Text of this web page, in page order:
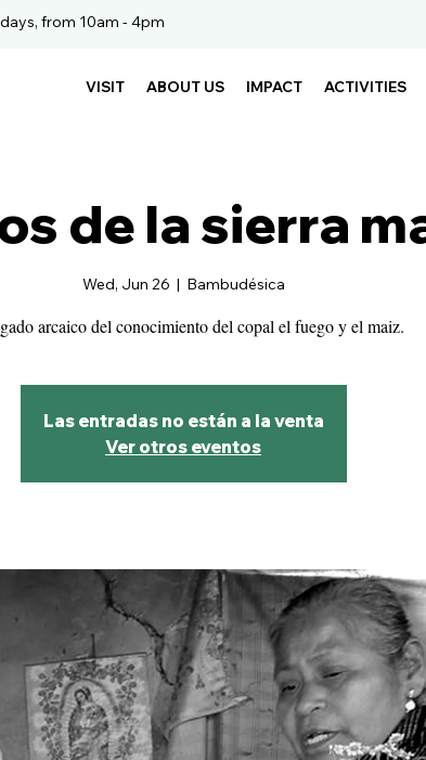
from 10am - 4pm
VISIT ABOUT US IMPACT ACTIVITIES
de la sierra
Wed, Jun 26
  |
Bambudésica
arcaico del conocimiento del copal el fuego y el maiz.
Las entradas no están a la venta
Ver otros eventos